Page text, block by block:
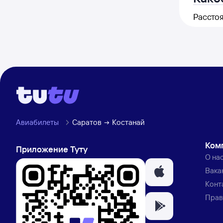
Авиабилеты Саратов Костанай
Приложение Туту
О